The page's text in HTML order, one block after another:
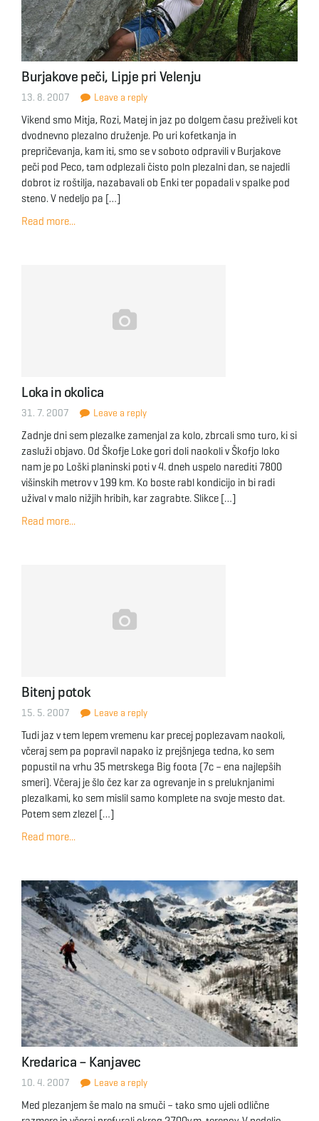
Burjakove peči, Lipje pri Velenju
13. 8. 2007 Leave a reply
Vikend smo Mitja, Rozi, Matej in jaz po dolgem času preživeli kot
dvodnevno plezalno druženje. Po uri kofetkanja in
prepričevanja, kam iti, smo se v soboto odpravili v Burjakove
peči pod Peco, tam odplezali čisto poln plezalni dan, se najedli
dobrot iz roštilja, nazabavali ob Enki ter popadali v spalke pod
steno. V nedeljo pa […]
Read more...
Loka in okolica
31. 7. 2007 Leave a reply
Zadnje dni sem plezalke zamenjal za kolo, zbrcali smo turo, ki si
zasluži objavo. Od Škofje Loke gori doli naokoli v Škofjo loko
nam je po Loški planinski poti v 4. dneh uspelo narediti 7800
višinskih metrov v 199 km. Ko boste rabl kondicijo in bi radi
užival v malo nižjih hribih, kar zagrabte. Slikce […]
Read more...
Bitenj potok
15. 5. 2007 Leave a reply
Tudi jaz v tem lepem vremenu kar precej poplezavam naokoli,
včeraj sem pa popravil napako iz prejšnjega tedna, ko sem
popustil na vrhu 35 metrskega Big foota (7c – ena najlepših
smeri). Včeraj je šlo čez kar za ogrevanje in s preluknjanimi
plezalkami, ko sem mislil samo komplete na svoje mesto dat.
Potem sem zlezel […]
Read more...
Kredarica – Kanjavec
10. 4. 2007 Leave a reply
Med plezanjem še malo na smuči – tako smo ujeli odlične